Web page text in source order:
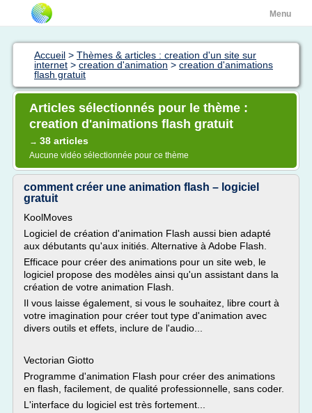
Menu
Accueil > Thèmes & articles : creation d'un site sur
internet > creation d'animation > creation d'animations
flash gratuit
Articles sélectionnés pour le thème :
creation d'animations flash gratuit
→ 38 articles
Aucune vidéo sélectionnée pour ce thème
comment créer une animation flash – logiciel
gratuit
KoolMoves
Logiciel de création d'animation Flash aussi bien adapté
aux débutants qu'aux initiés. Alternative à Adobe Flash.
Efficace pour créer des animations pour un site web, le
logiciel propose des modèles ainsi qu'un assistant dans la
création de votre animation Flash.
Il vous laisse également, si vous le souhaitez, libre court à
votre imagination pour créer tout type d'animation avec
divers outils et effets, inclure de l'audio...
Vectorian Giotto
Programme d'animation Flash pour créer des animations
en flash, facilement, de qualité professionnelle, sans coder.
L'interface du logiciel est très fortement...